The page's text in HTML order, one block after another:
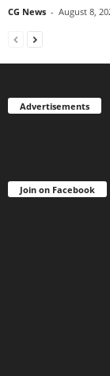
CG News - August 8,
Advertisements
Join on Facebook